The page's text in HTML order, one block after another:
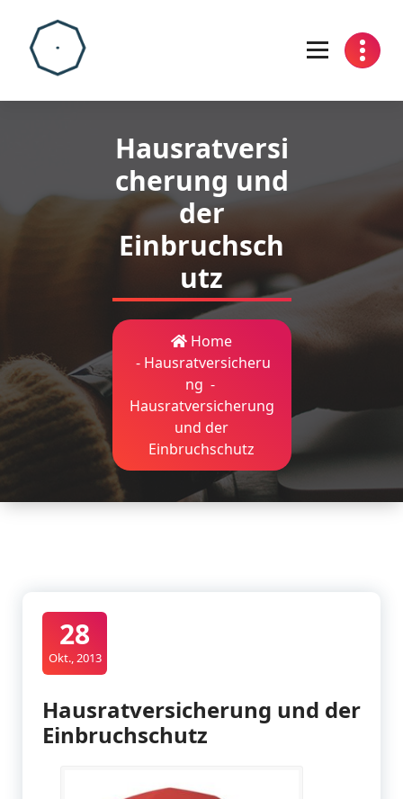
content
Hausratversi
cherung und
der
Einbruchsch
utz
Home
- Hausratversicheru
ng -
Hausratversicherung
und der
Einbruchschutz
28
Okt., 2013
Hausratversicherung und der
Einbruchschutz